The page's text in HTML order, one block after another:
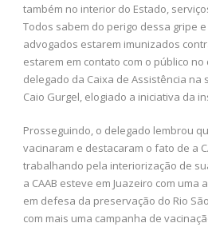
também no interior do Estado,
Todos sabem do perigo dessa gripe
advogados estarem imunizados
estarem em contato com o público no
delegado da Caixa de Assistência na
Caio Gurgel, elogiado a iniciativa da
Prosseguindo, o delegado lembrou
vacinaram e destacaram o fato de a
trabalhando pela interiorização de
a CAAB esteve em Juazeiro com uma
em defesa da preservação do Rio
com mais uma campanha de